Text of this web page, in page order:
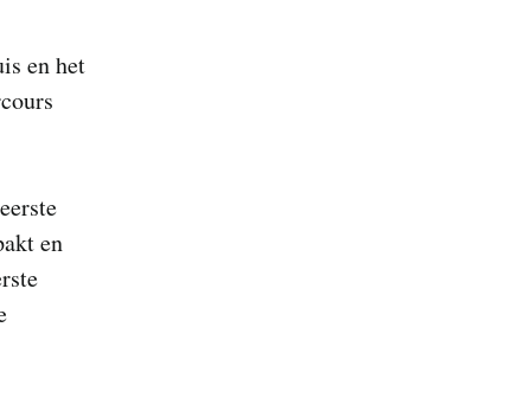
en het
en